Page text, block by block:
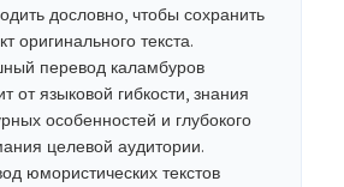
дословно, чтобы сохранить
оригинального текста.
перевод каламбуров
от языковой гибкости, знания
особенностей и глубокого
целевой аудитории.
юмористических текстов